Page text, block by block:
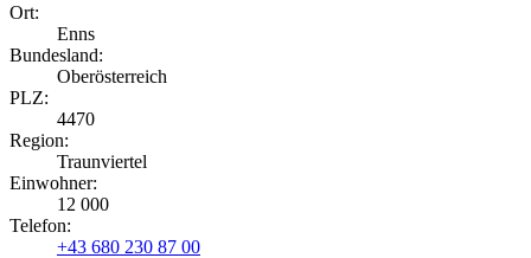
Ort:
Enns
Bundesland:
Oberösterreich
PLZ:
4470
Region:
Traunviertel
Einwohner:
12 000
Telefon:
+43 680 230 87 00